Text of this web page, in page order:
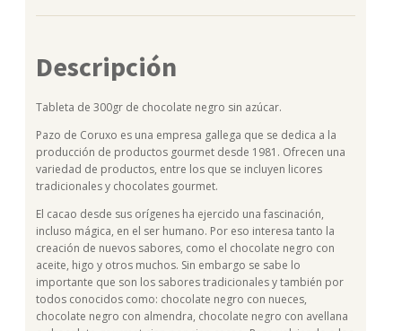
Descripción
Tableta de 300gr de chocolate negro sin azúcar.
Pazo de Coruxo es una empresa gallega que se dedica a la
producción de productos gourmet desde 1981. Ofrecen una
variedad de productos, entre los que se incluyen licores
tradicionales y chocolates gourmet.
El cacao desde sus orígenes ha ejercido una fascinación,
incluso mágica, en el ser humano. Por eso interesa tanto la
creación de nuevos sabores, como el chocolate negro con
aceite, higo y otros muchos. Sin embargo se sabe lo
importante que son los sabores tradicionales y también por
todos conocidos como: chocolate negro con nueces,
chocolate negro con almendra, chocolate negro con avellana